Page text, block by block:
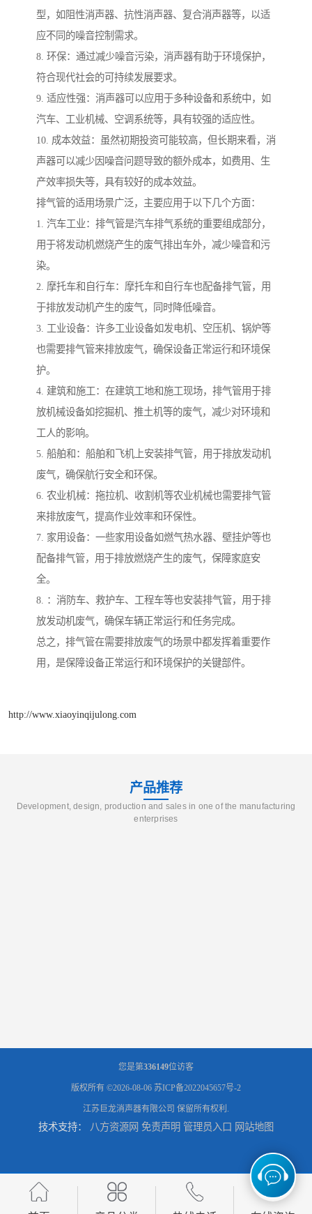
型，如阻性消声器、抗性消声器、复合消声器等，以适
应不同的噪音控制需求。
8. 环保：通过减少噪音污染，消声器有助于环境保护，
符合现代社会的可持续发展要求。
9. 适应性强：消声器可以应用于多种设备和系统中，如
汽车、工业机械、空调系统等，具有较强的适应性。
10. 成本效益：虽然初期投资可能较高，但长期来看，消
声器可以减少因噪音问题导致的额外成本，如费用、生
产效率损失等，具有较好的成本效益。
排气管的适用场景广泛，主要应用于以下几个方面：
1. 汽车工业：排气管是汽车排气系统的重要组成部分，
用于将发动机燃烧产生的废气排出车外，减少噪音和污
染。
2. 摩托车和自行车：摩托车和自行车也配备排气管，用
于排放发动机产生的废气，同时降低噪音。
3. 工业设备：许多工业设备如发电机、空压机、锅炉等
也需要排气管来排放废气，确保设备正常运行和环境保
护。
4. 建筑和施工：在建筑工地和施工现场，排气管用于排
放机械设备如挖掘机、推土机等的废气，减少对环境和
工人的影响。
5. 船舶和：船舶和飞机上安装排气管，用于排放发动机
废气，确保航行安全和环保。
6. 农业机械：拖拉机、收割机等农业机械也需要排气管
来排放废气，提高作业效率和环保性。
7. 家用设备：一些家用设备如燃气热水器、壁挂炉等也
配备排气管，用于排放燃烧产生的废气，保障家庭安
全。
8. ：消防车、救护车、工程车等也安装排气管，用于排
放发动机废气，确保车辆正常运行和任务完成。
总之，排气管在需要排放废气的场景中都发挥着重要作
用，是保障设备正常运行和环境保护的关键部件。
http://www.xiaoyinqijulong.com
产品推荐
Development, design, production and sales in one of the manufacturing
enterprises
您是第336149位访客
版权所有 ©2026-08-06 苏ICP备2022045657号-2
江苏巨龙消声器有限公司 保留所有权利.
技术支持： 八方资源网 免责声明 管理员入口 网站地图